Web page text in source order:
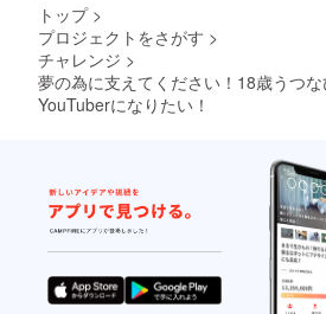
トップ >
プロジェクトをさがす >
チャレンジ >
夢の為に支えてください！18歳うつ
YouTuberになりたい！